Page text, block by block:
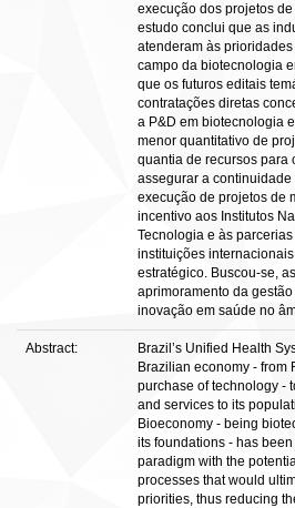
execução dos projetos
estudo conclui que as
atenderam às
campo da biotecnologia
que os futuros editais
contratações diretas
a P&D em biotecnologia
menor quantitativo de
quantia de recursos para
assegurar a
execução de projetos de
incentivo aos Institutos
Tecnologia e às
instituições
estratégico. Buscou-se,
aprimoramento da
inovação em saúde no
Abstract:
Brazil’s Unified Health
Brazilian economy - from
purchase of technology -
and services to its
Bioeconomy - being
its foundations - has
paradigm with the
processes that would
priorities, thus reducing